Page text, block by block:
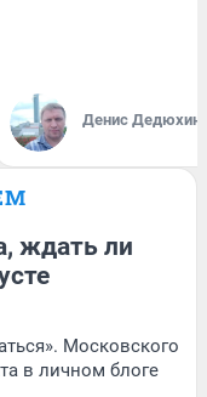
Денис Дедюхин
ждать ли
Московского
в личном блоге